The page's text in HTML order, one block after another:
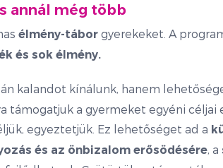
annál még több
élmény-tábor gyerekeket. A
és sok élmény.
kalandot kínálunk, hanem
támogatjuk a gyermeket egyéni
egyeztetjük. Ez lehetőséget ad a
és az önbizalom erősödésére, a